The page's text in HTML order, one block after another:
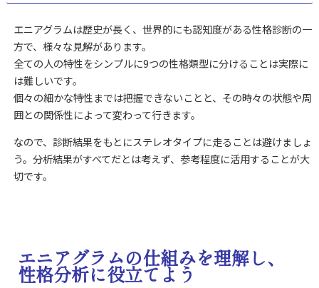
エニアグラムは歴史が長く、世界的にも認知度がある性格診断の一
方で、様々な見解があります。
全ての人の特性をシンプルに9つの性格類型に分けることは実際に
は難しいです。
個々の細かな特性までは把握できないことと、 その時々の状態や周
囲との関係性によって変わって行きます。
なので、 診断結果をもとにステレオタイプに走ることは避けましょ
う。分析結果がすべてだとは考えず、参考程度に活用することが大
切です。
エニアグラムの仕組みを理解し、
性格分析に役立てよう